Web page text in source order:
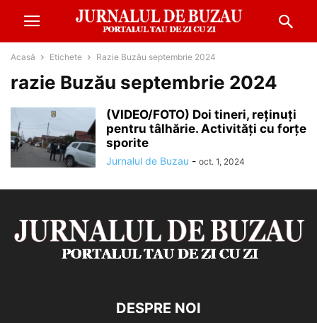
Acasă Etichete Razie Buzău septembrie 2024
razie Buzău septembrie 2024
(VIDEO/FOTO) Doi tineri, reținuți
pentru tâlhărie. Activități cu forțe
sporite
Jurnalul de Buzau - oct. 1, 2024
DESPRE NOI